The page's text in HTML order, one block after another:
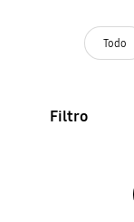
Todo
Filtro